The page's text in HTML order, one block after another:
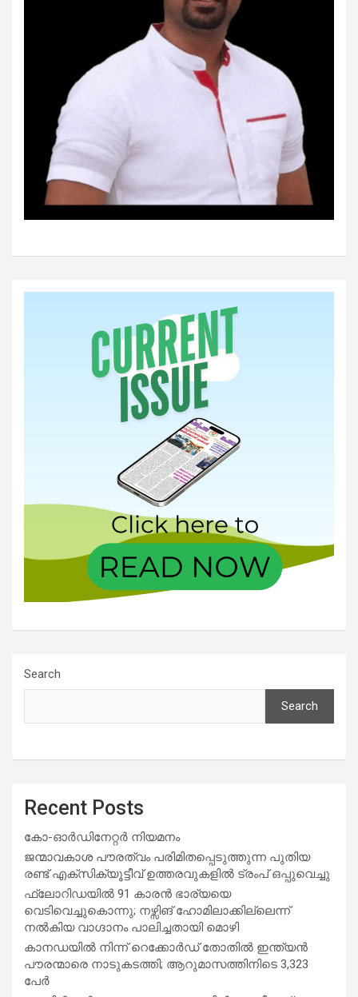
Search
Search
Recent Posts
കോ-ഓർഡിനേറ്റർ നിയമനം
ജന്മാവകാശ പൗരത്വം പരിമിതപ്പെടുത്തുന്ന പുതിയ
രണ്ട് എക്സിക്യൂട്ടീവ് ഉത്തരവുകളിൽ ട്രംപ് ഒപ്പുവെച്ചു
ഫ്ലോറിഡയിൽ 91 കാരൻ ഭാര്യയെ
വെടിവെച്ചുകൊന്നു; നഴ്സിങ് ഹോമിലാക്കില്ലെന്ന്
നൽകിയ വാഗ്ദാനം പാലിച്ചതായി മൊഴി
കാനഡയിൽ നിന്ന് റെക്കോർഡ് തോതിൽ ഇന്ത്യൻ
പൗരന്മാരെ നാടുകടത്തി; ആറുമാസത്തിനിടെ 3,323
പേർ